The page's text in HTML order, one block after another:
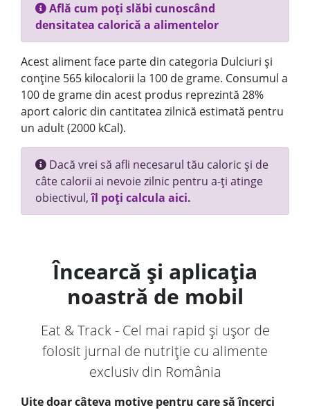
Află cum poți slăbi cunoscând
densitatea calorică a alimentelor
Acest aliment face parte din categoria Dulciuri și
conține 565 kilocalorii la 100 de grame. Consumul a
100 de grame din acest produs reprezintă 28%
aport caloric din cantitatea zilnică estimată pentru
un adult (2000 kCal).
Dacă vrei să afli necesarul tău caloric și de
câte calorii ai nevoie zilnic pentru a-ți atinge
obiectivul,îl poți calcula aici.
Încearcă și aplicația
noastră de mobil
Eat & Track - Cel mai rapid și ușor de
folosit jurnal de nutriție cu alimente
exclusiv din România
Uite doar câteva motive pentru care să încerci